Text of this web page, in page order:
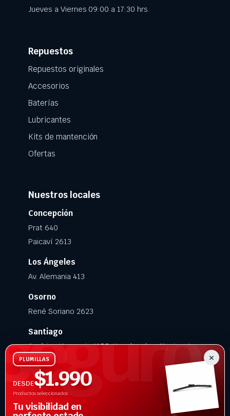
Jueves a Viernes 09:00 a 17:30 hrs.
Repuestos
Repuestos originales
Accesorios
Baterías
Lubricantes
Kits de mantención
Ofertas
Nuestros locales
Concepción
Prat 640
Paicaví 2613
Los Ángeles
Av. Alemania 413
Osorno
René Soriano 2623
Santiago
Américo Vespucio 1155, Huechuraba · Movicenter
Chillán Viejo
O’Higgins 3637 · Bodecenter
×
PLUMILLAS
DESDE$1.990
Productos seleccionados
Tu visibilidad en